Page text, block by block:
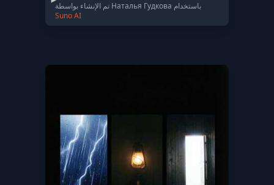
تم الإنشاء بواسطة Наталья Гудкова باستخدام
Suno AI